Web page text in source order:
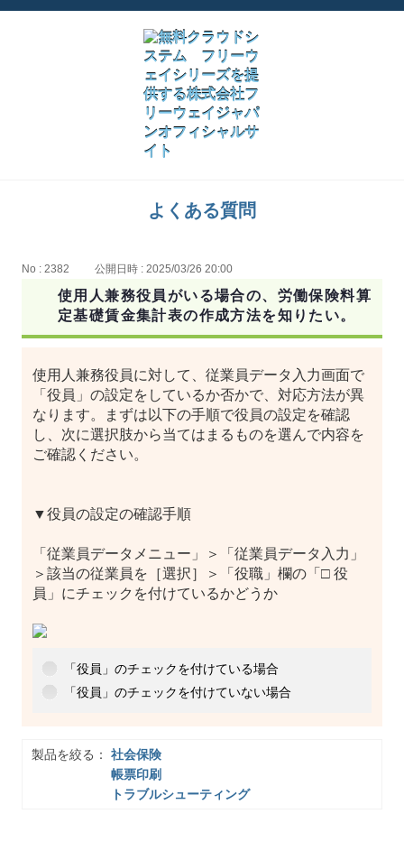
よくある質問
No : 2382 公開日時 : 2025/03/26 20:00
使用人兼務役員がいる場合の、労働保険料算
定基礎賃金集計表の作成方法を知りたい。
使用人兼務役員に対して、従業員データ入力画面で
「役員」の設定をしているか否かで、対応方法が異
なります。まずは以下の手順で役員の設定を確認
し、次に選択肢から当てはまるものを選んで内容を
ご確認ください。
▼役員の設定の確認手順
「従業員データメニュー」＞「従業員データ入力」
＞該当の従業員を［選択］＞「役職」欄の「□ 役
員」にチェックを付けているかどうか
「役員」のチェックを付けている場合
「役員」のチェックを付けていない場合
製品を絞る：
社会保険
帳票印刷
トラブルシューティング